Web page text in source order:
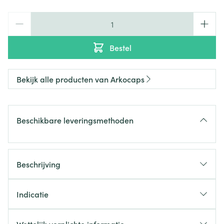
Bestel
Bekijk alle producten van Arkocaps
Beschikbare leveringsmethoden
Beschrijving
Indicatie